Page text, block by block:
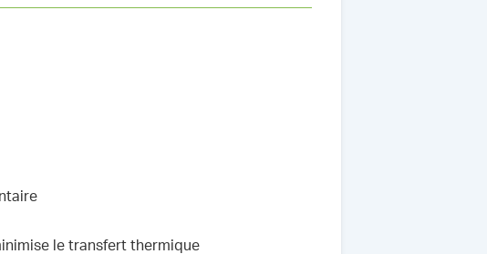
le transfert thermique